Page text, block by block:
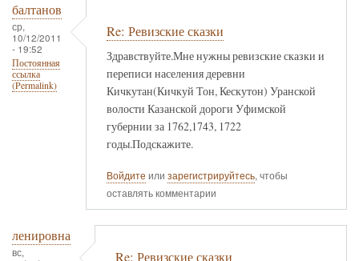
балтанов
ср,
10/12/2011
- 19:52
Постоянная
ссылка
(Permalink)
Re: Ревизские сказки
Здравствуйте.Мне нужны ревизские сказки и
переписи населения деревни
Кичкутан(Кичкуй Тон, Кескутон) Уранской
волости Казанской дороги Уфимской
губернии за 1762,1743, 1722
годы.Подскажите.
Войдите или зарегистрируйтесь, чтобы
оставлять комментарии
ленировна
вс,
Re: Ревизские сказки